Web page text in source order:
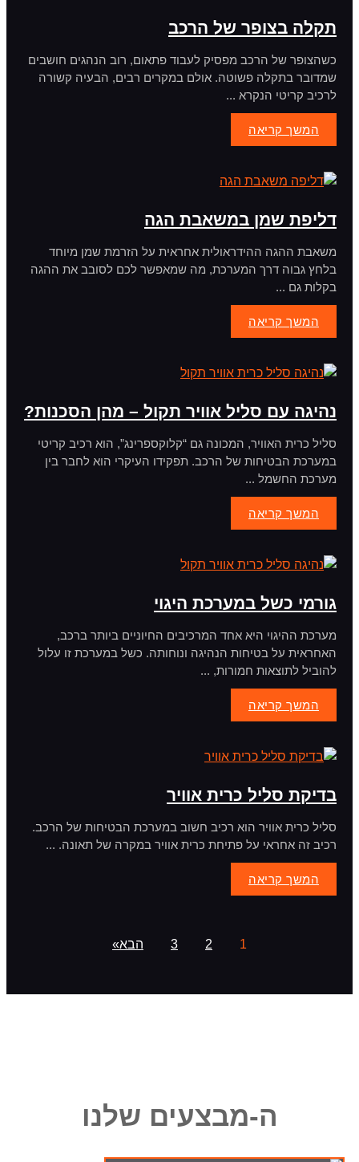
תקלה בצופר של הרכב
כשהצופר של הרכב מפסיק לעבוד פתאום, רוב הנהגים חושבים
שמדובר בתקלה פשוטה. אולם במקרים רבים, הבעיה קשורה
לרכיב קריטי הנקרא ...
המשך קריאה
דליפת שמן במשאבת הגה
משאבת ההגה ההידראולית אחראית על הזרמת שמן מיוחד
בלחץ גבוה דרך המערכת, מה שמאפשר לכם לסובב את ההגה
בקלות גם ...
המשך קריאה
נהיגה עם סליל אוויר תקול – מהן הסכנות?
סליל כרית האוויר, המכונה גם “קלוקספרינג”, הוא רכיב קריטי
במערכת הבטיחות של הרכב. תפקידו העיקרי הוא לחבר בין
מערכת החשמל ...
המשך קריאה
גורמי כשל במערכת היגוי
מערכת ההיגוי היא אחד המרכיבים החיוניים ביותר ברכב,
האחראית על בטיחות הנהיגה ונוחותה. כשל במערכת זו עלול
להוביל לתוצאות חמורות, ...
המשך קריאה
בדיקת סליל כרית אוויר
סליל כרית אוויר הוא רכיב חשוב במערכת הבטיחות של הרכב.
רכיב זה אחראי על פתיחת כרית אוויר במקרה של תאונה. ...
המשך קריאה
1
2
3 הבא»
ה-מבצעים שלנו